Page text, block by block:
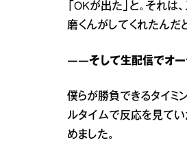
「OKが出た」と。それ
磨くんがしてくれたんだ
――そして生配信でオー
僕らが勝負できるタイミ
ルタイムで反応を見てい
めました。